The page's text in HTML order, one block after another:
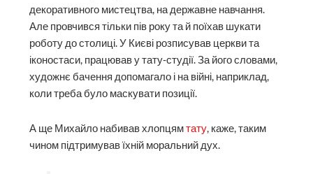
декоративного мистецтва, на державне навчання.
Але провчився тільки пів року та й поїхав шукати
роботу до столиці. У Києві розписував церкви та
іконостаси, працював у тату-студії. За його словами,
художнє бачення допомагало і на війні, наприклад,
коли треба було маскувати позиції.
А ще Михайло набивав хлопцямтату, каже, таким
чином підтримував їхній моральний дух.